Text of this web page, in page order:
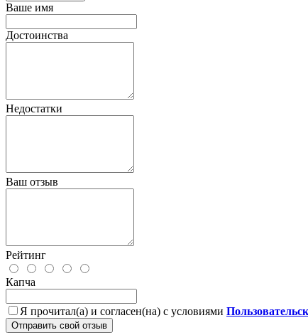
Ваше имя
Достоинства
Недостатки
Ваш отзыв
Рейтинг
Капча
Я прочитал(а) и согласен(на) с условиями
Отправить свой отзыв